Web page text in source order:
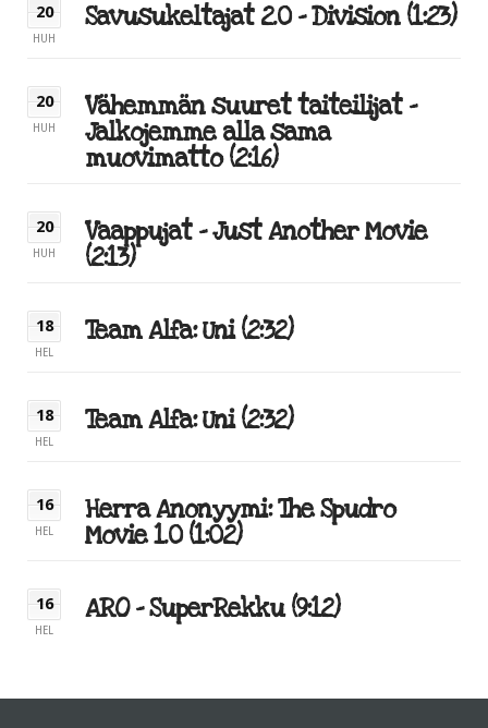
20
HUH
Savusukeltajat 2.0 – Division (1:23)
20
HUH
Vähemmän suuret taiteilijat –
Jalkojemme alla sama
muovimatto (2:16)
20
HUH
Vaappujat – Just Another Movie
(2:13)
18
HEL
Team Alfa: Uni (2:32)
18
HEL
Team Alfa: Uni (2:32)
16
HEL
Herra Anonyymi: The Spudro
Movie 1.0 (1:02)
16
HEL
ARO – SuperRekku (9:12)